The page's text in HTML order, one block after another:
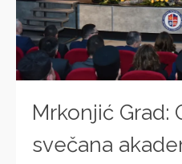
Mrkonjić Grad:
svečana